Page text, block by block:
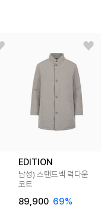
EDITION
남성) 스탠드넥 덕다운
코트
89,900 69%